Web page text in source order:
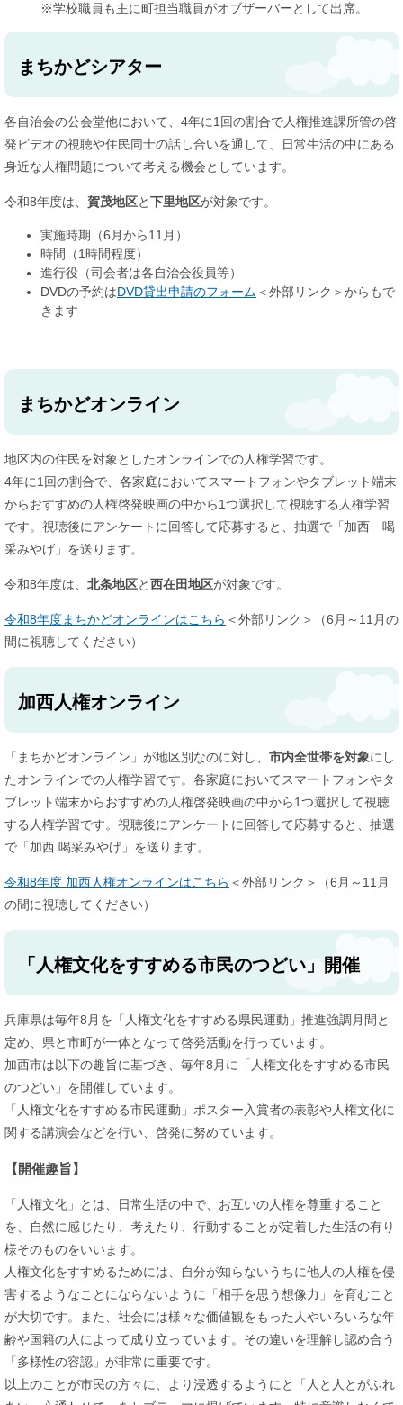
※学校職員も主に町担当職員がオブザーバーとして出席。
まちかどシアター
各自治会の公会堂他において、4年に1回の割合で人権推進課所管の啓
発ビデオの視聴や住民同士の話し合いを通して、日常生活の中にある
身近な人権問題について考える機会としています。
令和8年度は、 賀茂地区と下里地区が対象です。
実施時期（6月から11月）
時間（1時間程度）
進行役（司会者は各自治会役員等）
DVDの予約はDVD貸出申請のフォーム ＜外部リンク＞からもで
きます
まちかどオンライン
地区内の住民を対象としたオンラインでの人権学習です。
4年に1回の割合で、各家庭においてスマートフォンやタブレット端末
からおすすめの人権啓発映画の中から1つ選択して視聴する人権学習
です。視聴後にアンケートに回答して応募すると、抽選で「加西 喝
采みやげ」を送ります。
令和8年度は、 北条地区と西在田地区が対象です。
令和8年度まちかどオンラインはこちら ＜外部リンク＞
（6月～11月の
間に視聴してください）
加西人権オンライン
「まちかどオンライン」が地区別なのに対し、 市内全世帯を対象にし
たオンラインでの人権学習です。各家庭においてスマートフォンやタ
ブレット端末からおすすめの人権啓発映画の中から1つ選択して視聴
する人権学習です。視聴後にアンケートに回答して応募すると、抽選
で「加西 喝采みやげ」を送ります。
令和8年度 加西人権オンラインはこちら ＜外部リンク＞
（6月～11月
の間に視聴してください）​
「人権文化をすすめる市民のつどい」開催
兵庫県は毎年8月を「人権文化をすすめる県民運動」推進強調月間と
定め、県と市町が一体となって啓発活動を行っています。
加西市は以下の趣旨に基づき、毎年8月に「人権文化をすすめる市民
のつどい」を開催しています。
「人権文化をすすめる市民運動」ポスター入賞者の表彰や人権文化に
関する講演会などを行い、啓発に努めています。
【開催趣旨】
「人権文化」とは、日常生活の中で、お互いの人権を尊重すること
を、自然に感じたり、考えたり、行動することが定着した生活の有り
様そのものをいいます。
人権文化をすすめるためには、自分が知らないうちに他人の人権を侵
害するようなことにならないように「相手を思う想像力」を育むこと
が大切です。また、社会には様々な価値観をもった人やいろいろな年
齢や国籍の人によって成り立っています。その違いを理解し認め合う
「多様性の容認」が非常に重要です。
以上のことが市民の方々に、より浸透するようにと「人と人とがふれ